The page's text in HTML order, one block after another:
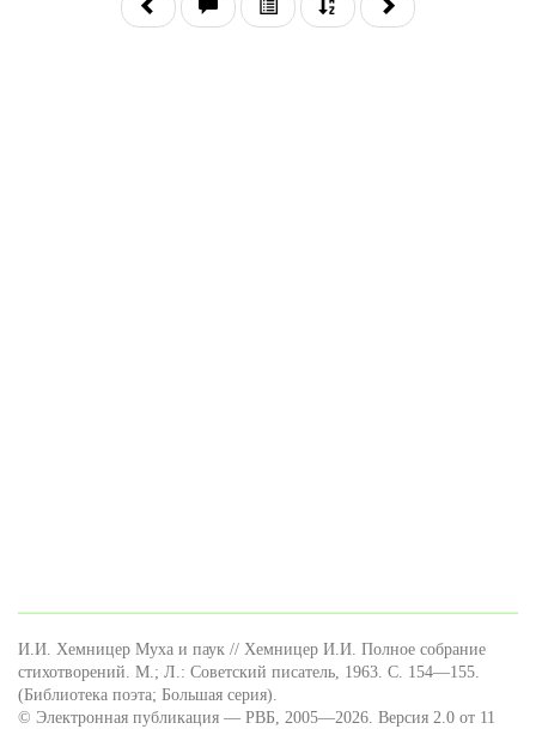
И.И. Хемницер Муха и паук // Хемницер И.И. Полное собрание
стихотворений. М.; Л.: Советский писатель, 1963. С. 154—155.
(Библиотека поэта; Большая серия).
© Электронная публикация — РВБ, 2005—2026. Версия 2.0 от 11